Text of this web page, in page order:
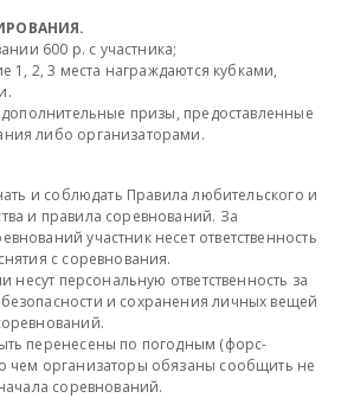
600 р. с участника;
1, 2, 3 места награждаются кубками,
дополнительные призы, предоставленные
либо организаторами.
и соблюдать Правила любительского и
и правила соревнований. За
участник несет ответственность
с соревнования.
несут персональную ответственность за
и сохранения личных вещей
перенесены по погодным (форс-
чем организаторы обязаны сообщить не
соревнований.